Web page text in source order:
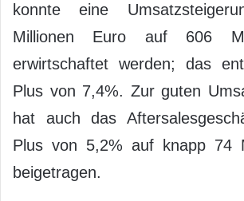
konnte eine
Millionen Euro auf 606
erwirtschaftet werden; das
Plus von 7,4%. Zur guten
hat auch das
Plus von 5,2% auf knapp 74
beigetragen.